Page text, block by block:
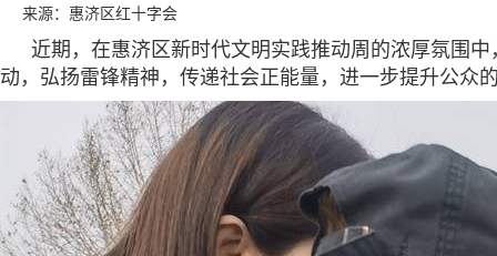
来源：惠济区红十字会
近期，在惠济区新时代文明实践推动周的浓厚氛围
动，弘扬雷锋精神，传递社会正能量，进一步提升公众